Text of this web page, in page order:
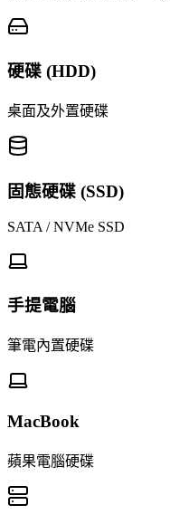
硬碟 (HDD)
桌面及外置硬碟
固態硬碟 (SSD)
SATA / NVMe SSD
手提電腦
筆電內置硬碟
MacBook
蘋果電腦硬碟